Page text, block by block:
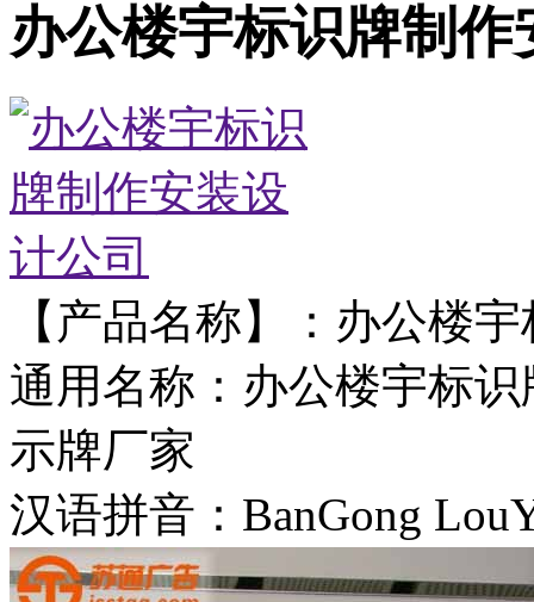
办公楼宇标识牌制
【产品名称】：办公楼
通用名称：办公楼宇标识
示牌厂家
汉语拼音：BanGong